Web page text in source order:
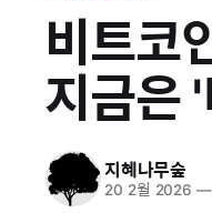
비트코
지금은
지혜나무숲
20 2월 2026 —